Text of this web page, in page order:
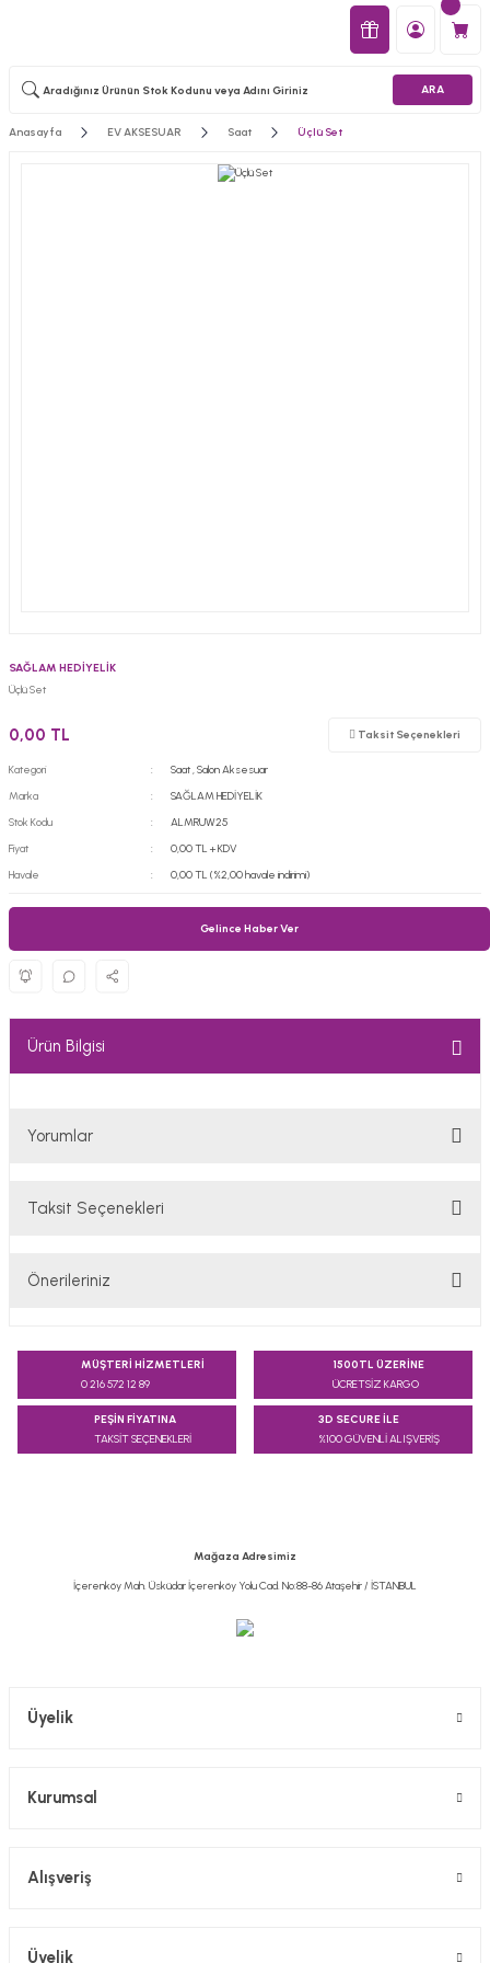
ARA
Anasayfa EV AKSESUAR Saat Üçlü Set
SAĞLAM HEDİYELİK
Üçlü Set
0,00 TL Taksit Seçenekleri
Kategori Saat,Salon Aksesuar
Marka
SAĞLAM HEDİYELİK
Stok Kodu
ALMRUW25
Fiyat
0,00 TL + KDV
Havale
0,00 TL (%2,00 havale indirimi)
Gelince Haber Ver
Ürün Bilgisi
Yorumlar
Taksit Seçenekleri
Önerileriniz
konularda yetersiz gördüğünüz noktaları öneri formunu
kullanarak tarafımıza iletebilirsiniz.
Ürün resmi kalitesiz, bozuk veya görüntülenemiyor.
MÜŞTERİ HİZMETLERİ
0 216 572 12 89
1500TL ÜZERİNE
ÜCRETSİZ KARGO
PEŞİN FİYATINA
TAKSİT SEÇENEKLERİ
3D SECURE İLE
%100 GÜVENLİ ALIŞVERİŞ
Mağaza Adresimiz
İçerenköy Mah. Üsküdar İçerenköy Yolu Cad. No:88-86 Ataşehir / İSTANBUL
Üyelik
Kurumsal
Alışveriş
Üyelik